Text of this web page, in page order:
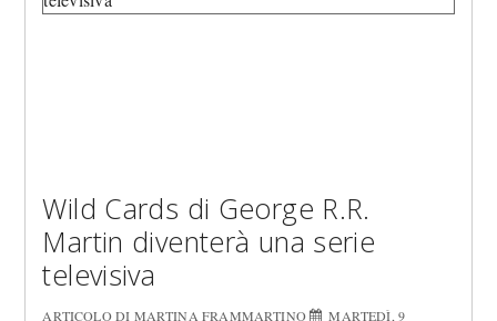
Wild Cards di George R.R.
Martin diventerà una serie
televisiva
ARTICOLO DI MARTINA FRAMMARTINO MARTEDÌ, 9